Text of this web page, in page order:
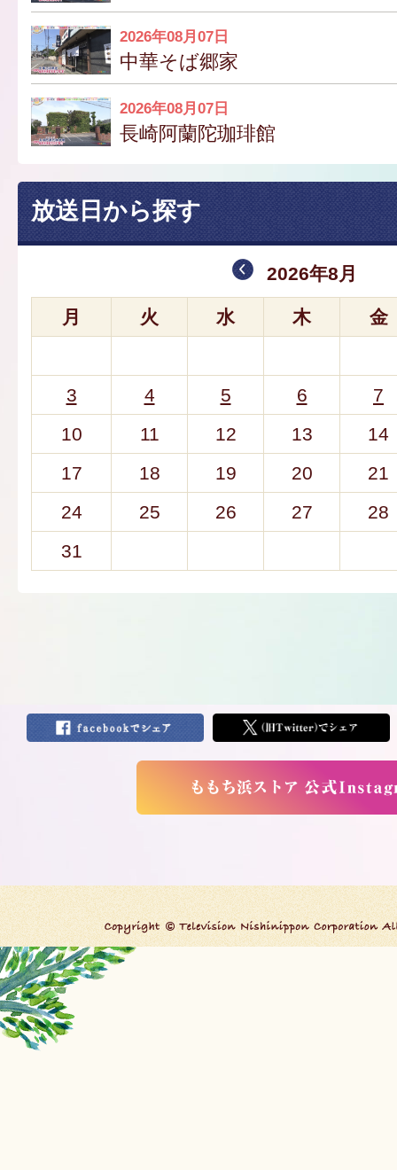
2026年08月07日
中華そば郷家
2026年08月07日
長崎阿蘭陀珈琲館
放送日から探す
2026年8月
月 火 水 木 金
3 4 5 6
7
10
11 12 13
14
17
18 19 20
21
24
25 26 27
28
31